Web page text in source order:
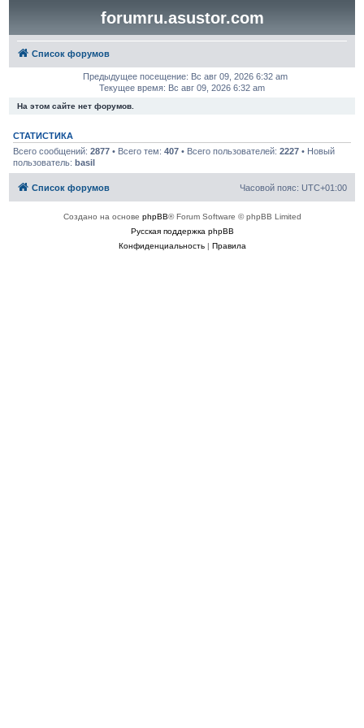
forumru.asustor.com
Список форумов
Предыдущее посещение: Вс авг 09, 2026 6:32 am
Текущее время: Вс авг 09, 2026 6:32 am
На этом сайте нет форумов.
СТАТИСТИКА
Всего сообщений: 2877• Всего тем: 407• Всего пользователей: 2227• Новый
пользователь: basil
Список форумов Часовой пояс: UTC+01:00
Создано на основе phpBB® Forum Software © phpBB Limited
Русская поддержка phpBB
Конфиденциальность| Правила